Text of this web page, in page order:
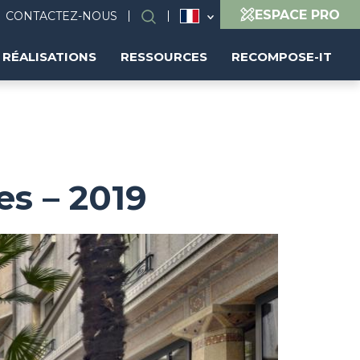
CONTACTEZ-NOUS Rechercher ESPACE PRO
RÉALISATIONS RESSOURCES RECOMPOSE-IT
– 2019